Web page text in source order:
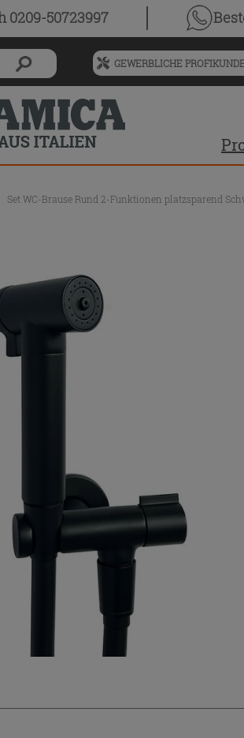
0209-50723997
Menü
für
vorgeschlagenen
Siteinhalt
und
Suchprotokoll
GEWERBLICHE
Set WC-Brause Rund 2-Funktionen platzsparend